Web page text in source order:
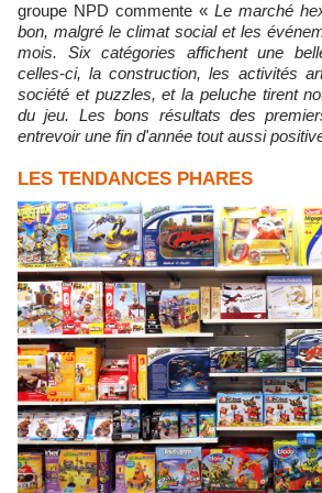
groupe NPD commente « Le marché
bon, malgré le climat social et les
mois. Six catégories affichent une
celles-ci, la construction, les activités
société et puzzles, et la peluche tirent
du jeu. Les bons résultats des
entrevoir une fin d'année tout aussi
LES TENDANCES PHARES